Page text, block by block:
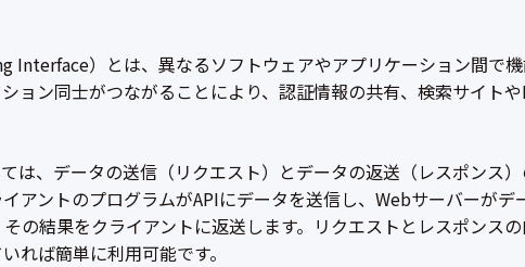
）とは、異なるソフトウェアやアプリケーション間で
ョン同士がつながることにより、認証情報の共有、検索サイト
は、データの送信（リクエスト）とデータの返送（レスポンス
アントのプログラムがAPIにデータを送信し、Webサーバーが
の結果をクライアントに返送します。リクエストとレスポンス
れば簡単に利用可能です。